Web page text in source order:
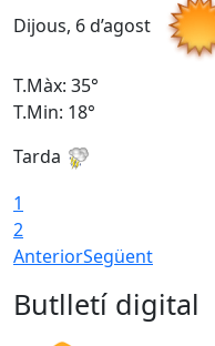
Dijous, 6 d’agost
T.Màx: 35°
T.Min: 18°
Tarda
1
2
AnteriorSegüent
Butlletí digital